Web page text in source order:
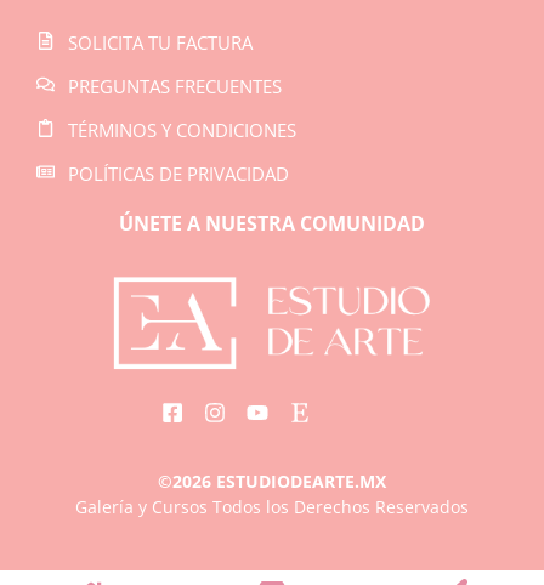
SOLICITA TU FACTURA
PREGUNTAS FRECUENTES
TÉRMINOS Y CONDICIONES
POLÍTICAS DE PRIVACIDAD
ÚNETE A NUESTRA COMUNIDAD
©2026 ESTUDIODEARTE.MX
Galería y Cursos Todos los Derechos Reservados